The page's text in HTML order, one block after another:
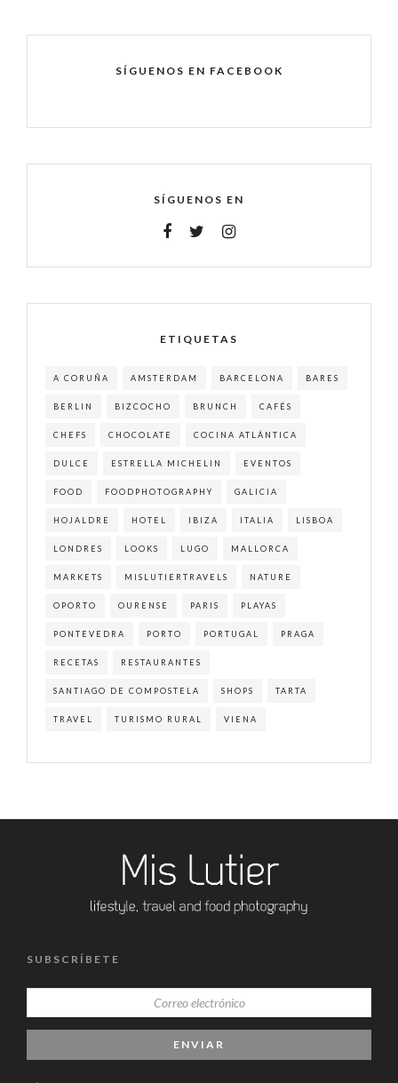
SÍGUENOS EN FACEBOOK
SÍGUENOS EN
ETIQUETAS
A CORUÑA AMSTERDAM BARCELONA BARES
BERLIN BIZCOCHO BRUNCH CAFÉS
CHEFS CHOCOLATE COCINA ATLÁNTICA
DULCE ESTRELLA MICHELIN EVENTOS
FOOD FOODPHOTOGRAPHY GALICIA
HOJALDRE HOTEL IBIZA ITALIA LISBOA
LONDRES LOOKS LUGO MALLORCA
MARKETS MISLUTIERTRAVELS NATURE
OPORTO OURENSE PARIS PLAYAS
PONTEVEDRA PORTO PORTUGAL PRAGA
RECETAS RESTAURANTES
SANTIAGO DE COMPOSTELA SHOPS TARTA
TRAVEL TURISMO RURAL VIENA
SUBSCRÍBETE